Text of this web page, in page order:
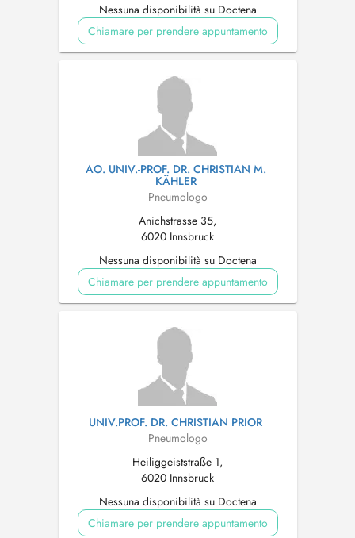
Nessuna disponibilità su Doctena
Chiamare per prendere appuntamento
AO. UNIV.-PROF. DR. CHRISTIAN M.
KÄHLER
Pneumologo
Anichstrasse 35,
6020 Innsbruck
Nessuna disponibilità su Doctena
Chiamare per prendere appuntamento
UNIV.PROF. DR. CHRISTIAN PRIOR
Pneumologo
Heiliggeiststraße 1,
6020 Innsbruck
Nessuna disponibilità su Doctena
Chiamare per prendere appuntamento